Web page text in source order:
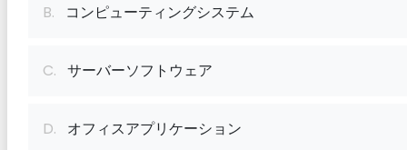
B. コンピューティングシステム
C. サーバーソフトウェア
D. オフィスアプリケーション